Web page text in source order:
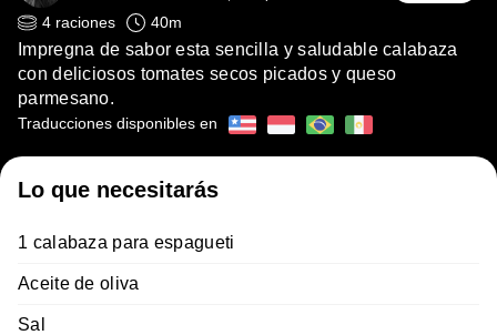
4 raciones 40m
Impregna de sabor esta sencilla y saludable calabaza
con deliciosos tomates secos picados y queso
parmesano.
Traducciones disponibles en
Lo que necesitarás
1 calabaza para espagueti
Aceite de oliva
Sal